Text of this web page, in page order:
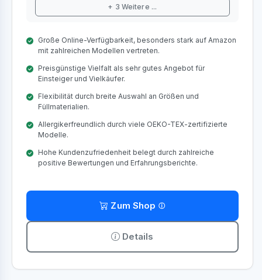
+ 3 Weitere ...
Große Online-Verfügbarkeit, besonders stark auf Amazon
mit zahlreichen Modellen vertreten.
Preisgünstige Vielfalt als sehr gutes Angebot für
Einsteiger und Vielkäufer.
Flexibilität durch breite Auswahl an Größen und
Füllmaterialien.
Allergikerfreundlich durch viele OEKO-TEX-zertifizierte
Modelle.
Hohe Kundenzufriedenheit belegt durch zahlreiche
positive Bewertungen und Erfahrungsberichte.
Zum Shop
Details